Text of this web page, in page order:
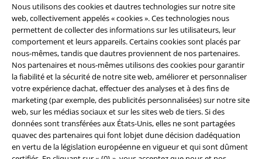
Nous utilisons des cookies et dautres technologies sur notre site
web, collectivement appelés « cookies ». Ces technologies nous
permettent de collecter des informations sur les utilisateurs, leur
comportement et leurs appareils. Certains cookies sont placés par
nous-mêmes, tandis que dautres proviennent de nos partenaires.
Nos partenaires et nous-mêmes utilisons des cookies pour garantir
la fiabilité et la sécurité de notre site web, améliorer et personnaliser
votre expérience dachat, effectuer des analyses et à des fins de
marketing (par exemple, des publicités personnalisées) sur notre site
web, sur les médias sociaux et sur les sites web de tiers. Si des
données sont transférées aux États-Unis, elles ne sont partagées
quavec des partenaires qui font lobjet dune décision dadéquation
en vertu de la législation européenne en vigueur et qui sont dûment
Légal
Conditions générales
Éditeur
Clauses de confidentialité
Élimination des déchets et protection de l'environnement
Déclaration de Conformité